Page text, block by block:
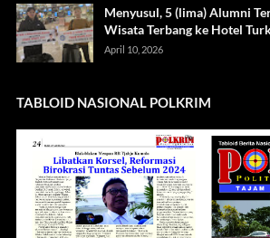
Menyusul, 5 (lima) Alumni
Wisata Terbang ke Hotel
April 10, 2026
TABLOID NASIONAL POLKRIM